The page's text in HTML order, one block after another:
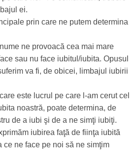
ei.
prin care ne putem determina
ne provoacă cea mai mare
sau nu face iubitul/iubita. Opusul
va fi, de obicei, limbajul iubirii
este lucrul pe care l-am cerut cel
noastră, poate determina, de
de a iubi şi de a ne simţi iubiţi.
iubirea faţă de fiinţa iubită
ce ne face pe noi să ne simţim